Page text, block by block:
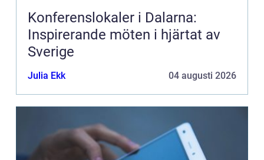
Konferenslokaler i Dalarna:
Inspirerande möten i hjärtat av
Sverige
Julia Ekk 04 augusti 2026